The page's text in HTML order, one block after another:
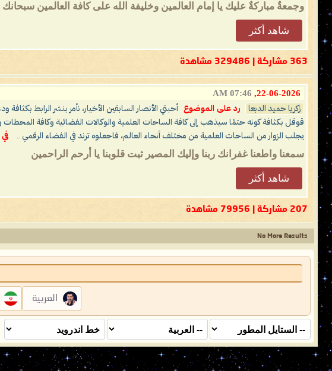
وجمعةٌ مباركةٌ عليك يا إمام العالمين وخليفة الله على كافة العالمين
شاهد أكثر
363 مشاركة | 329486 مشاهدة
22-06-2026,
07:46 AM
زكريا حميد الدبعا رد على الموضوع
أحبتي الأنصار السابقين الأخيار، نأمر بنشر الرابط
قوقل بكثافة كونه حتمًا سيذهب إلى كافة الساحات العلمية والوكالات الفضائية وكافة
يجلب الزوار من الساحات العلمية من مختلف أنحاء العالم، فاجعلوه ترند في الفضاء الرقمي ..
في
سمعنا واطعنا غفرانك ربنا وإليك المصير ثبت قلوبنا يا أرحم الراحمين
شاهد أكثر
207 مشاركة | 79956 مشاهدة
No More Results
العربية